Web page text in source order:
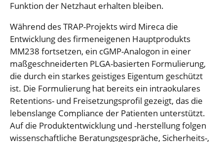
Funktion der Netzhaut erhalten bleiben.
Während des TRAP-Projekts wird Mireca die
Entwicklung des firmeneigenen Hauptprodukts
MM238 fortsetzen, ein cGMP-Analogon in einer
maßgeschneiderten PLGA-basierten Formulierung,
die durch ein starkes geistiges Eigentum geschützt
ist. Die Formulierung hat bereits ein intraokulares
Retentions- und Freisetzungsprofil gezeigt, das die
lebenslange Compliance der Patienten unterstützt.
Auf die Produktentwicklung und -herstellung folgen
wissenschaftliche Beratungsgespräche, Sicherheits-,